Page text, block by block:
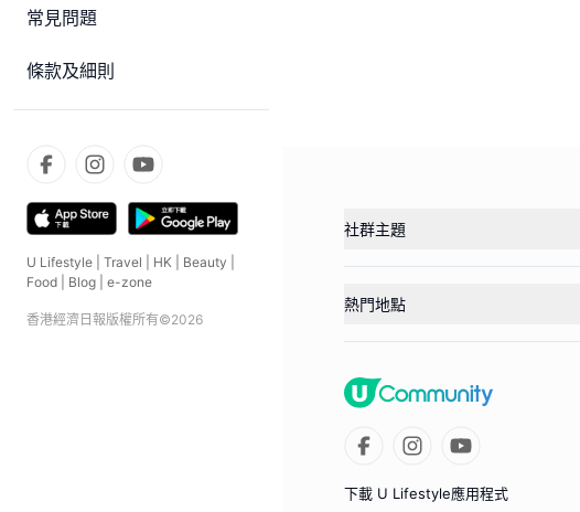
常見問題
條款及細則
U Lifestyle Travel HK Beauty
Food
Blog e-zone
香港經濟日報版權所有©2026
社群主題
熱門地點
下載 U Lifestyle應用程式